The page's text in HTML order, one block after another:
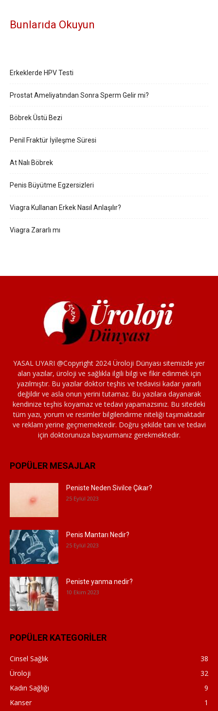
Bunlarıda Okuyun
Erkeklerde HPV Testi
Prostat Ameliyatından Sonra Sperm Gelir mi?
Böbrek Üstü Bezi
Penil Fraktür İyileşme Süresi
At Nalı Böbrek
Penis Büyütme Egzersizleri
Viagra Kullanan Erkek Nasıl Anlaşılır?
Viagra Zararlı mı
YASAL UYARI @Copyright 2024 Üroloji Dünyası sitemizde yer
alan yazılar, üroloji ve sağlıkla ilgili bilgi ve fikir edinmek için
yazılmıştır. Bu yazılar doktor teşhis ve tedavisi kadar yararlı
değildir ve asla onun yerini tutamaz. Bu yazılara dayanarak
kendinize teşhis koyamaz ve tedavi yapamazsınız. Bu sitedeki
tüm yazı, yorum ve resimler bilgilendirme niteliği taşımaktadır
ve reklam yerine geçmemektedir. Doğru şekilde tanı ve tedavi
için doktorunuza başvurmanız gerekmektedir.
POPÜLER MESAJLAR
Peniste Neden Sivilce Çıkar?
25 Eylül 2023
Penis Mantarı Nedir?
25 Eylül 2023
Peniste yanma nedir?
10 Ekim 2023
POPÜLER KATEGORİLER
Cinsel Sağlık
38
Üroloji
32
Kadın Sağlığı
9
Kanser
1